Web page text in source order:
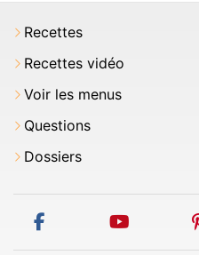
Recettes
Recettes vidéo
Voir les menus
Questions
Dossiers
facebook youtube